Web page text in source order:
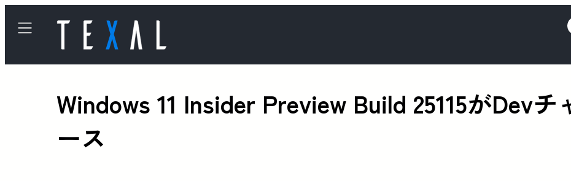
Windows 11 Insider Preview Build 25115がDev
ース